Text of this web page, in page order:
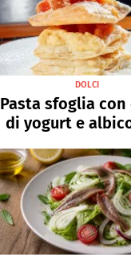
DOLCI
Pasta sfoglia con
di yogurt e